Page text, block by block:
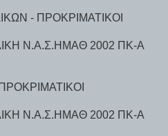
- ΠΡΟΚΡΙΜΑΤΙΚΟΙ
Ν.Α.Σ.ΗΜΑΘ 2002 ΠΚ-Α
Ν.Α.Σ.ΗΜΑΘ 2002 ΠΚ-Α